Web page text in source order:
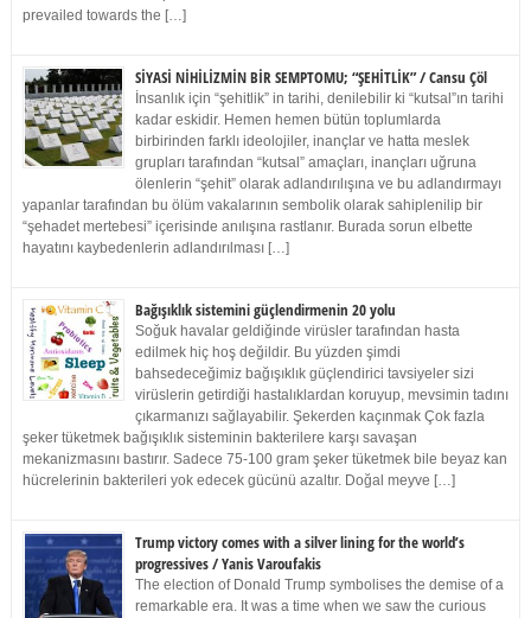
prevailed towards the […]
SİYASİ NİHİLİZMİN BİR SEMPTOMU; “ŞEHİTLİK” / Cansu Çöl
İnsanlık için “şehitlik” in tarihi, denilebilir ki “kutsal”ın tarihi
kadar eskidir. Hemen hemen bütün toplumlarda
birbirinden farklı ideolojiler, inançlar ve hatta meslek
grupları tarafından “kutsal” amaçları, inançları uğruna
ölenlerin “şehit” olarak adlandırılışına ve bu adlandırmayı
yapanlar tarafından bu ölüm vakalarının sembolik olarak sahiplenilip bir
“şehadet mertebesi” içerisinde anılışına rastlanır. Burada sorun elbette
hayatını kaybedenlerin adlandırılması […]
Bağışıklık sistemini güçlendirmenin 20 yolu
Soğuk havalar geldiğinde virüsler tarafından hasta
edilmek hiç hoş değildir. Bu yüzden şimdi
bahsedeceğimiz bağışıklık güçlendirici tavsiyeler sizi
virüslerin getirdiği hastalıklardan koruyup, mevsimin tadını
çıkarmanızı sağlayabilir. Şekerden kaçınmak Çok fazla
şeker tüketmek bağışıklık sisteminin bakterilere karşı savaşan
mekanizmasını bastırır. Sadece 75-100 gram şeker tüketmek bile beyaz kan
hücrelerinin bakterileri yok edecek gücünü azaltır. Doğal meyve […]
Trump victory comes with a silver lining for the world’s
progressives / Yanis Varoufakis
The election of Donald Trump symbolises the demise of a
remarkable era. It was a time when we saw the curious